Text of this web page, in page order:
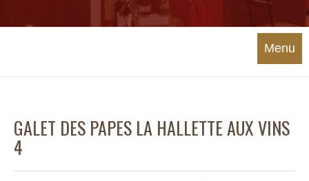
Menu
GALET DES PAPES LA HALLETTE AUX VINS
4